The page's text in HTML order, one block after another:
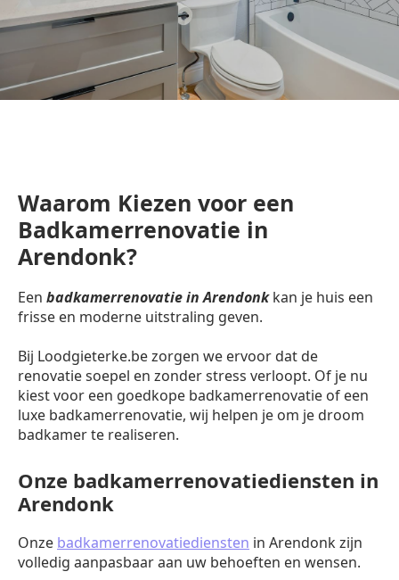
Waarom Kiezen voor een
Badkamerrenovatie in
Arendonk?
Een badkamerrenovatie in Arendonkkan je huis een
frisse en moderne uitstraling geven.
Bij Loodgieterke.be zorgen we ervoor dat de
renovatie soepel en zonder stress verloopt. Of je nu
kiest voor een goedkope badkamerrenovatie of een
luxe badkamerrenovatie, wij helpen je om je droom
badkamer te realiseren.
Onze badkamerrenovatiediensten in
Arendonk
Onze badkamerrenovatiediensten in Arendonk zijn
volledig aanpasbaar aan uw behoeften en wensen.